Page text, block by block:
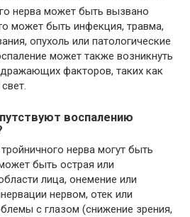
нерва может быть вызвано
может быть инфекция, травма,
опухоль или патологические
может также возникнуть
факторов, таких как
воспалению
нерва могут быть
быть острая или
лица, онемение или
нервом, отек или
с глазом (снижение зрения,